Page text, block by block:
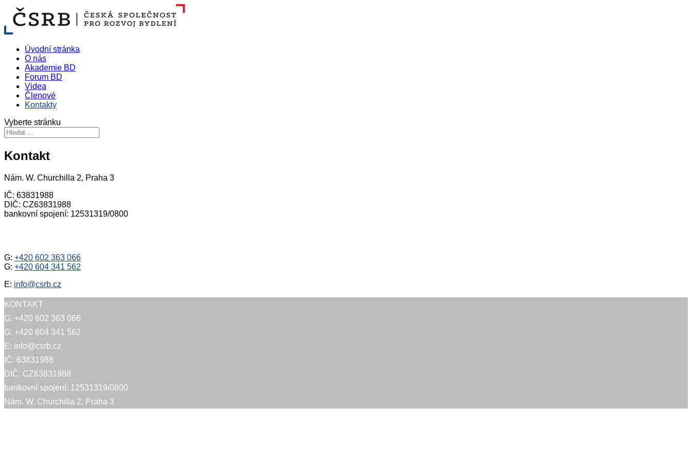
Úvodní stránka
O nás
Akademie BD
Forum BD
Videa
Členové
Kontakty
Vyberte stránku
Kontakt
Nám. W. Churchilla 2, Praha 3
IČ: 63831988
DIČ: CZ63831988
bankovní spojení: 12531319/0800
G: +420 602 363 066
G: +420 604 341 562
E: info@csrb.cz
KONTAKT
G: +420 602 363 066
G: +420 604 341 562
E: info@csrb.cz
IČ: 63831988
DIČ: CZ63831988
bankovní spojení: 12531319/0800
Nám. W. Churchilla 2, Praha 3